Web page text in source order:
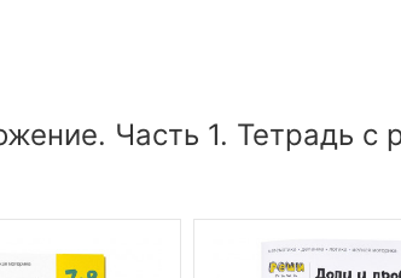
Часть 1. Тетрадь